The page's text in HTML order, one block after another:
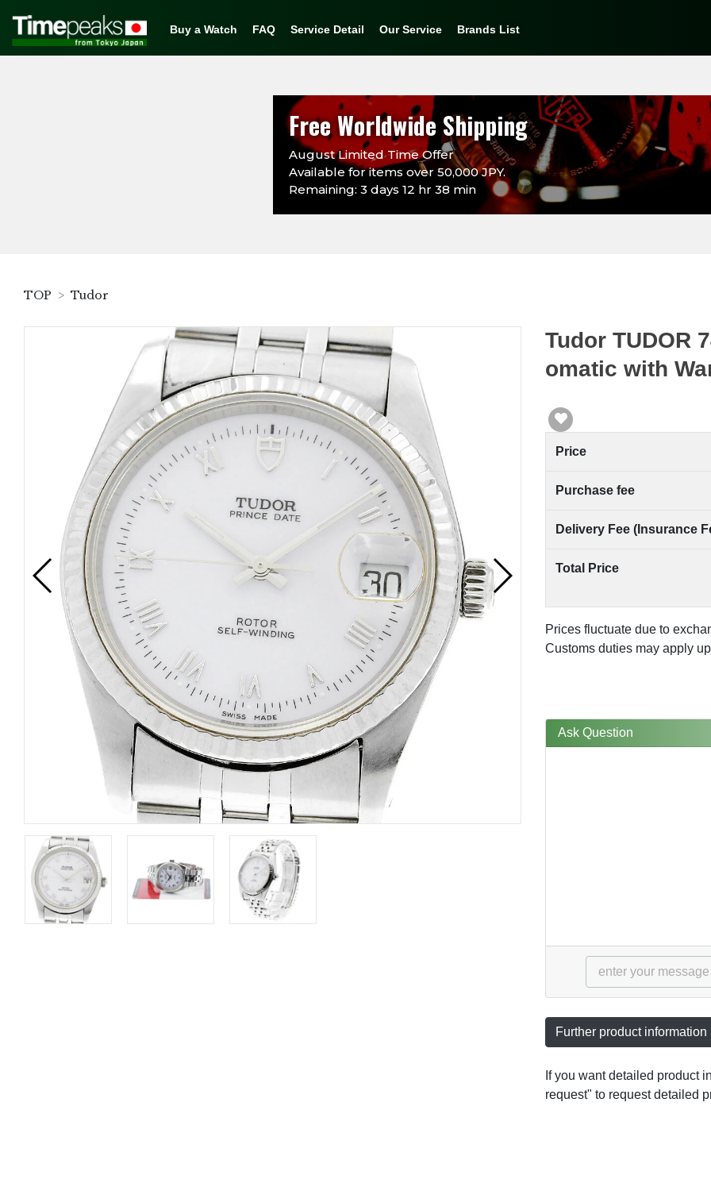
Buy a Watch FAQ Service Detail Our Service Brands List
Free Worldwide Shipping
August Limited Time Offer
Available for items over 50,000 JPY.
Remaining: 3 days 12 hr 38 min
TOP Tudor
Tudor TUDOR
omatic with
Price
Purchase fee
Delivery Fee (Insurance
Total Price
Prices fluctuate due to
Customs duties may apply
Ask Question
Further product information
If you want detailed product
request" to request detailed